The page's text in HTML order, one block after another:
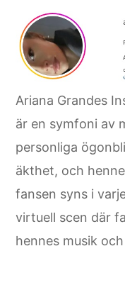
Ariana Grandes
är en symfoni av
personliga
äkthet, och
fansen syns i
virtuell scen där
hennes musik